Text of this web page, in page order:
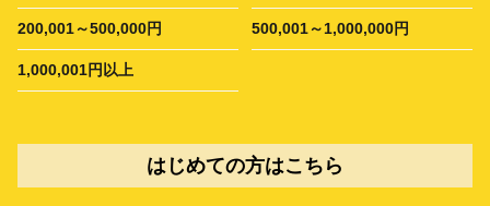
200,001～500,000円 500,001～1,000,000円
1,000,001円以上
はじめての方はこちら